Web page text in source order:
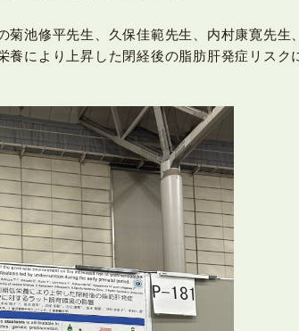
池修平先生、久保佳範先生、内村康寛先生
により上昇した閉経後の脂肪肝発症リスク